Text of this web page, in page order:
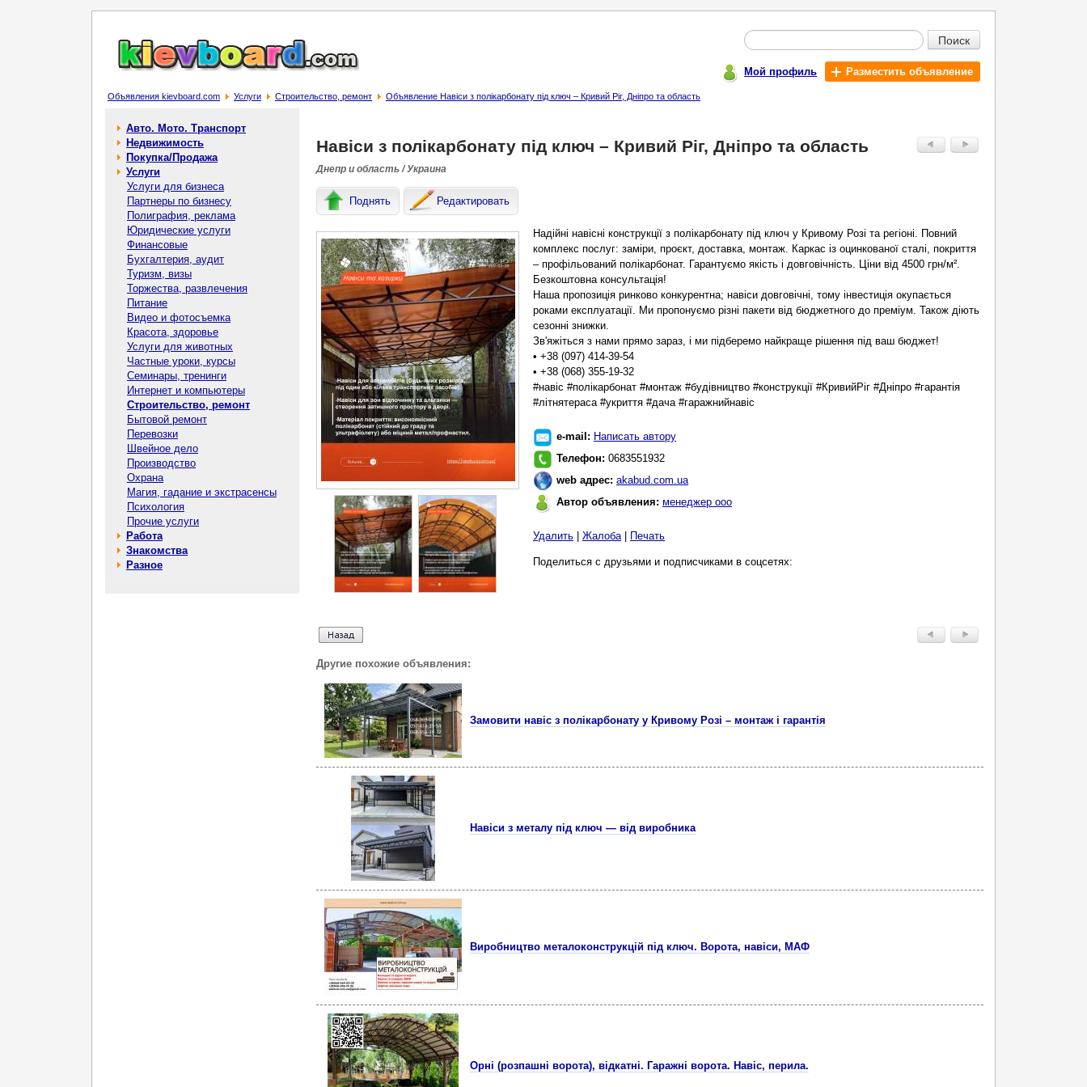
Поиск
Мой профиль Разместить объявление
Объявления kievboard.com Услуги Строительство, ремонт Объявление Навіси з полікарбонату під ключ – Кривий Ріг, Дніпро та область
Авто. Мото. Транспорт
Недвижимость
Покупка/Продажа
Услуги
Услуги для бизнеса
Партнеры по бизнесу
Полиграфия, реклама
Юридические услуги
Финансовые
Бухгалтерия, аудит
Туризм, визы
Торжества, развлечения
Питание
Видео и фотосъемка
Красота, здоровье
Услуги для животных
Частные уроки, курсы
Семинары, тренинги
Интернет и компьютеры
Строительство, ремонт
Бытовой ремонт
Перевозки
Швейное дело
Производство
Охрана
Магия, гадание и экстрасенсы
Психология
Прочие услуги
Работа
Знакомства
Разное
Навіси з полікарбонату під ключ – Кривий Ріг, Дніпро та область
Днепр и область / Украина
Поднять Редактировать
Надійні навісні конструкції з полікарбонату під ключ у Кривому Розі та регіоні. Повний
комплекс послуг: заміри, проєкт, доставка, монтаж. Каркас із оцинкованої сталі, покриття
– профільований полікарбонат. Гарантуємо якість і довговічність. Ціни від 4500 грн/м².
Безкоштовна консультація!
Наша пропозиція ринково конкурентна; навіси довговічні, тому інвестиція окупається
роками експлуатації. Ми пропонуємо різні пакети від бюджетного до преміум. Також діють
сезонні знижки.
Зв'яжіться з нами прямо зараз, і ми підберемо найкраще рішення під ваш бюджет!
• +38 (097) 414-39-54
• +38 (068) 355-19-32
#навіс #полікарбонат #монтаж #будівництво #конструкції #КривийРіг #Дніпро #гарантія
#літнятераса #укриття #дача #гаражнийнавіс
e-mail: Написать автору
Телефон: 0683551932
web адрес: akabud.com.ua
Автор объявления: менеджер ооо
Удалить Жалоба| Печать
Поделиться с друзьями и подписчиками в соцсетях:
Другие похожие объявления:
Замовити навіс з полікарбонату у Кривому Розі – монтаж і гарантія
Навіси з металу під ключ — від виробника
Виробництво металоконструкцій під ключ. Ворота, навіси, МАФ
Орні (розпашні ворота), відкатні. Гаражні ворота. Навіс, перила.